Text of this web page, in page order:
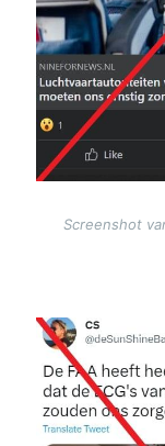
Screenshot
Image